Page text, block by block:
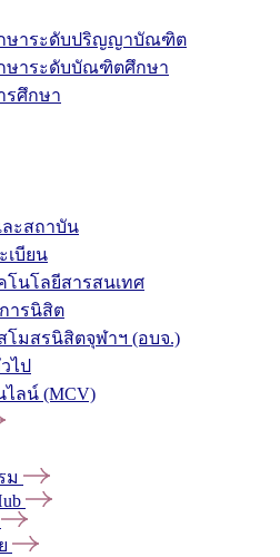
ษาระดับปริญญาบัณฑิต
ษาระดับบัณฑิตศึกษา
รศึกษา
ะสถาบัน
เบียน
โนโลยีสารสนเทศ
ารนิสิต
โมสรนิสิตจุฬาฯ (อบจ.)
ไป
ไลน์ (MCV)
ม